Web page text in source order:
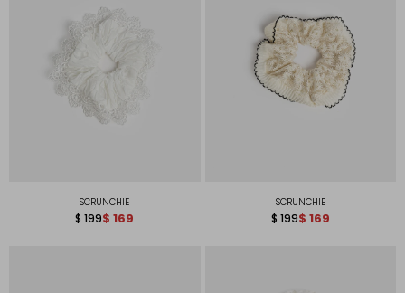
SCRUNCHIE
$ 199$ 169
SCRUNCHIE
$ 199$ 169